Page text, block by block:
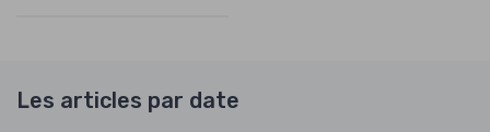
Les articles par date